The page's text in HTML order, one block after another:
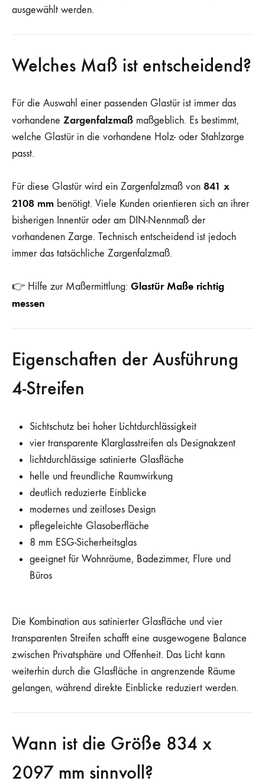
ausgewählt werden.
Welches Maß ist entscheidend?
Für die Auswahl einer passenden Glastür ist immer das
vorhandene Zargenfalzmaß maßgeblich. Es bestimmt,
welche Glastür in die vorhandene Holz- oder Stahlzarge
passt.
Für diese Glastür wird ein Zargenfalzmaß von 841 x
2108 mm benötigt. Viele Kunden orientieren sich an ihrer
bisherigen Innentür oder am DIN-Nennmaß der
vorhandenen Zarge. Technisch entscheidend ist jedoch
immer das tatsächliche Zargenfalzmaß.
👉 Hilfe zur Maßermittlung: Glastür Maße richtig
messen
Eigenschaften der Ausführung
4-Streifen
Sichtschutz bei hoher Lichtdurchlässigkeit
vier transparente Klarglasstreifen als Designakzent
lichtdurchlässige satinierte Glasfläche
helle und freundliche Raumwirkung
deutlich reduzierte Einblicke
modernes und zeitloses Design
pflegeleichte Glasoberfläche
8 mm ESG-Sicherheitsglas
geeignet für Wohnräume, Badezimmer, Flure und
Büros
Die Kombination aus satinierter Glasfläche und vier
transparenten Streifen schafft eine ausgewogene Balance
zwischen Privatsphäre und Offenheit. Das Licht kann
weiterhin durch die Glasfläche in angrenzende Räume
gelangen, während direkte Einblicke reduziert werden.
Wann ist die Größe 834 x
2097 mm sinnvoll?